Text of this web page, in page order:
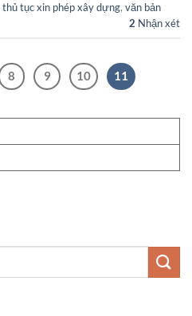
thủ tục xin phép xây dựng, văn bản
2 Nhận xét
8 9 10 11